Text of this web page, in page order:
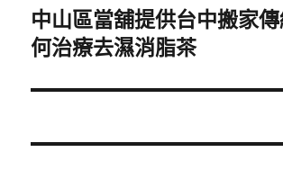
下
一
文
中山區當舖提供台中搬家
何治療去濕消脂茶